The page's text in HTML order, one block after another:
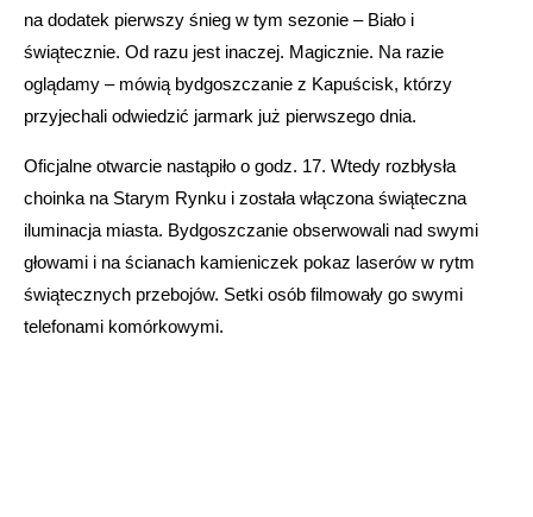
na dodatek pierwszy śnieg w tym sezonie – Biało i
świątecznie. Od razu jest inaczej. Magicznie. Na razie
oglądamy – mówią bydgoszczanie z Kapuścisk, którzy
przyjechali odwiedzić jarmark już pierwszego dnia.
Oficjalne otwarcie nastąpiło o godz. 17. Wtedy rozbłysła
choinka na Starym Rynku i została włączona świąteczna
iluminacja miasta. Bydgoszczanie obserwowali nad swymi
głowami i na ścianach kamieniczek pokaz laserów w rytm
świątecznych przebojów. Setki osób filmowały go swymi
telefonami komórkowymi.